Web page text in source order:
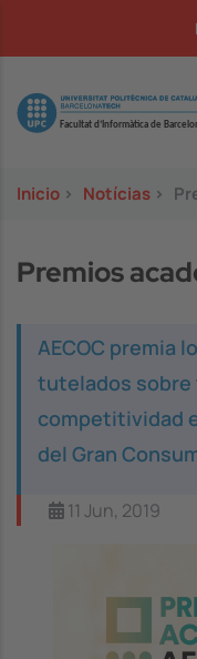
Image
Inicio > Notícias >
Premios
AECOC premia
tutelados sobre
competitividad
del Gran
11 Jun, 2019